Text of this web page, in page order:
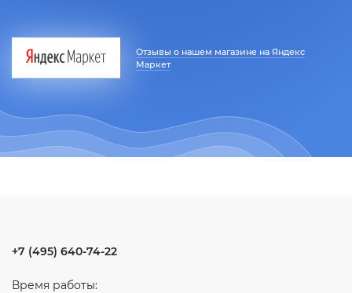
Отзывы о нашем магазине на Яндекс
Маркет
+7 (495) 640-74-22
Время работы: